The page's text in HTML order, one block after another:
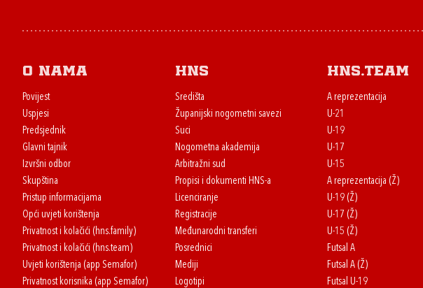
O nama
Povijest
Uspjesi
Predsjednik
Glavni tajnik
Izvršni odbor
Skupština
Pristup informacijama
Opći uvjeti korištenja
Privatnost i kolačići (hns.family)
Privatnost i kolačići (hns.team)
Uvjeti korištenja (app Semafor)
Privatnost korisnika (app Semafor)
HNS
Središta
Županijski nogometni savezi
Suci
Nogometna akademija
Arbitražni sud
Propisi i dokumenti HNS-a
Licenciranje
Registracije
Međunarodni transferi
Posrednici
Mediji
Logotipi
HNS.team
A reprezentacija
U-21
U-19
U-17
U-15
A reprezentacija (Ž)
U-19 (Ž)
U-17 (Ž)
U-15 (Ž)
Futsal A
Futsal A (Ž)
Futsal U-19